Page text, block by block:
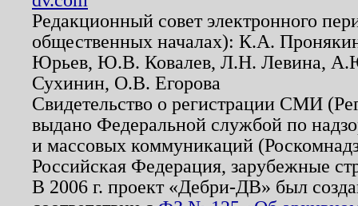
Редакционный совет электронного
общественных началах): К.А.
Юрьев, Ю.В. Ковалев, Л.Н. Левина,
Сухинин, О.В. Егорова
Свидетельство о регистрации СМИ
выдано Федеральной службой по
и массовых коммуникаций
Российская Федерация, зарубежные
В 2006 г. проект «Дебри-ДВ» был